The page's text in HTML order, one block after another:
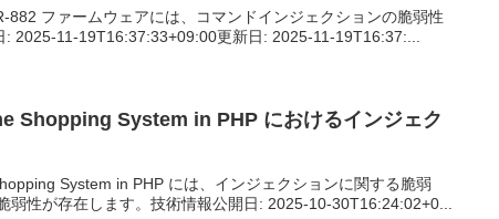
882 ファームウェアには、コマンドインジェクションの脆弱性
: 2025-11-19T16:37:33+09:00更新日: 2025-11-19T16:37:...
Shopping System in PHP におけるインジェク
System in PHP には、インジェクションに関する脆弱
弱性が存在します。技術情報公開日: 2025-10-30T16:24:02+0...